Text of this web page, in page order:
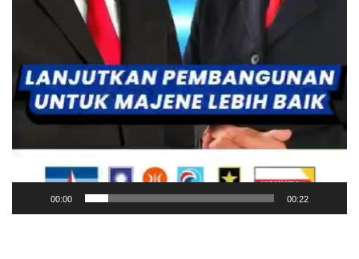
00:00 00:22